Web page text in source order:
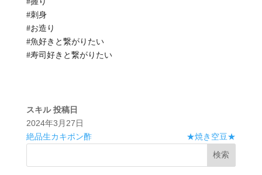
#刺身
#お造り
#魚好きと繋がりたい
#寿司好きと繋がりたい
スキル 投稿日
2024年3月27日
絶品生カキポン酢
★焼き空豆★
検索